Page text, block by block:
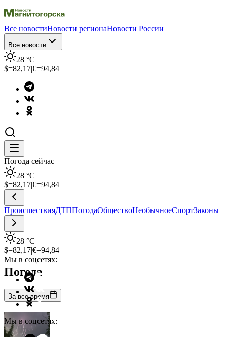
Все новостиНовости регионаНовости России
Все новости
28 °C
$=82,17|€=94,84
Погода сейчас
28 °C
$=82,17|€=94,84
ПроисшествияДТППогодаОбществоНеобычноеСпортЗаконы
28 °C
$=82,17|€=94,84
Мы в соцсетях:
Мы в соцсетях:
Погода
За все время